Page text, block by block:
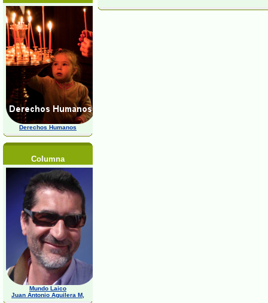
Derechos Humanos
Columna
Mundo Laico
Juan Antonio Aguilera M,